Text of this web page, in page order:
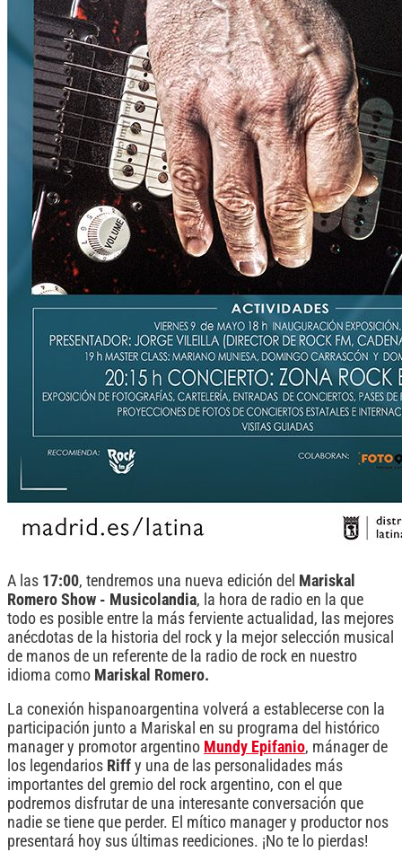
A las 17:00, tendremos una nueva edición del Mariskal
Romero Show - Musicolandia, la hora de radio en la que
todo es posible entre la más ferviente actualidad, las mejores
anécdotas de la historia del rock y la mejor selección musical
de manos de un referente de la radio de rock en nuestro
idioma como Mariskal Romero.
La conexión hispanoargentina volverá a establecerse con la
participación junto a Mariskal en su programa del histórico
manager y promotor argentino Mundy Epifanio, mánager de
los legendarios Riff y una de las personalidades más
importantes del gremio del rock argentino, con el que
podremos disfrutar de una interesante conversación que
nadie se tiene que perder. El mítico manager y productor nos
presentará hoy sus últimas reediciones. ¡No te lo pierdas!